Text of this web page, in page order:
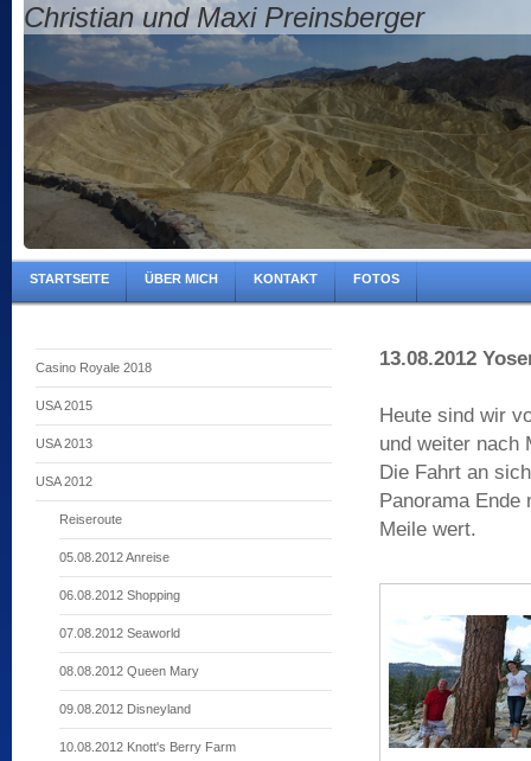
Christian und Maxi Preinsberger
STARTSEITE ÜBER MICH KONTAKT FOTOS
Casino Royale 2018
USA 2015
USA 2013
USA 2012
Reiseroute
05.08.2012 Anreise
06.08.2012 Shopping
07.08.2012 Seaworld
08.08.2012 Queen Mary
09.08.2012 Disneyland
10.08.2012 Knott's Berry Farm
13.08.2012
Heute sind wir
und weiter nach
Die Fahrt an
Panorama Ende
Meile wert.